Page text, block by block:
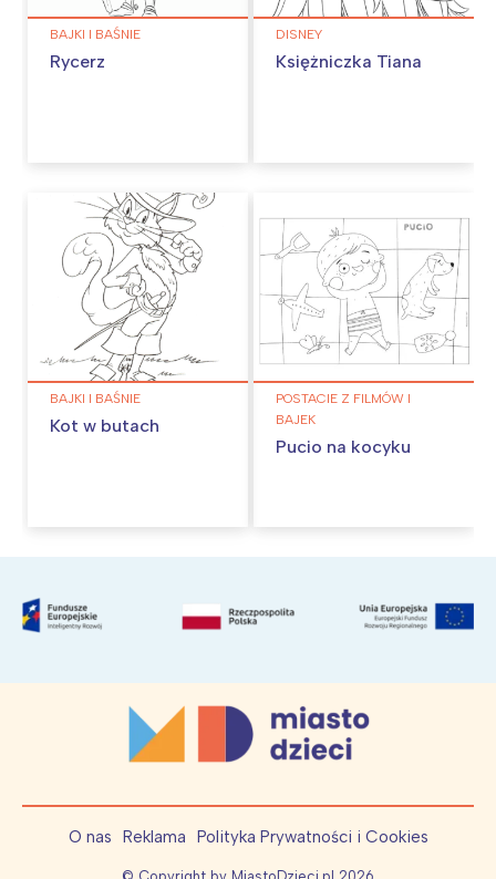
BAJKI I BAŚNIE
Rycerz
DISNEY
Księżniczka Tiana
BAJKI I BAŚNIE
Kot w butach
POSTACIE Z FILMÓW I
BAJEK
Pucio na kocyku
O nas Reklama Polityka Prywatności i Cookies